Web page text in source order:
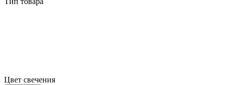
Цвет свечения